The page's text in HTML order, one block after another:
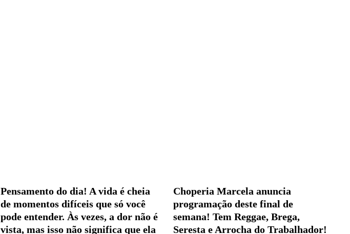
Pensamento do dia! A vida é cheia
de momentos difíceis que só você
pode entender. Às vezes, a dor não é
vista, mas isso não significa que ela
Choperia Marcela anuncia
programação deste final de
semana! Tem Reggae, Brega,
Seresta e Arrocha do Trabalhador!